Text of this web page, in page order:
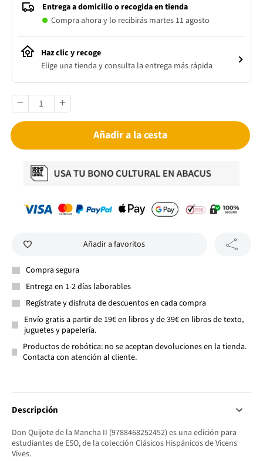
Entrega a domicilio o recogida en tienda
Compra ahora y lo recibirás martes 11 agosto
Haz clic y recoge
Elige una tienda y consulta la entrega más rápida
Añadir a la cesta
Añadir a favoritos
Compra segura
Entrega en 1-2 días laborables
Regístrate y disfruta de descuentos en cada compra
Envío gratis a partir de 19€ en libros y de 39€ en libros de texto,
juguetes y papelería.
Productos de robótica: no se aceptan devoluciones en la tienda.
Contacta con atención al cliente.
Descripción
Don Quijote de la Mancha II (9788468252452) es una edición para
estudiantes de ESO, de la colección Clásicos Hispánicos de Vicens
Vives.